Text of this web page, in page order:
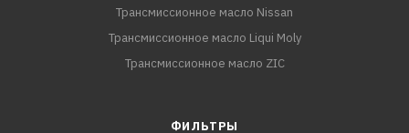
Трансмиссионное масло Nissan
Трансмиссионное масло Liqui Moly
Трансмиссионное масло ZIC
ФИЛЬТРЫ